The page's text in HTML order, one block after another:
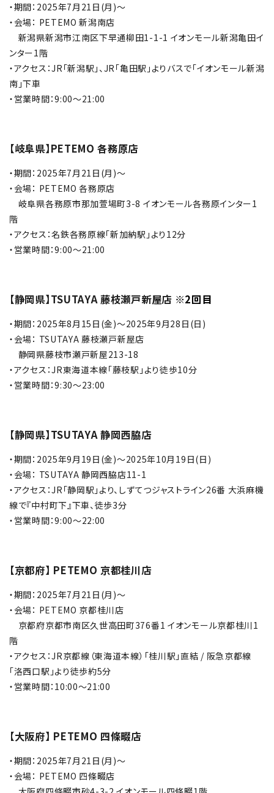
・期間：2025年7月21日(月)～
・会場： PETEMO 新潟南店
新潟県新潟市江南区下早通柳田1-1-1 イオンモール新潟亀田イ
ンター1階
・アクセス：JR「新潟駅」、JR「亀田駅」よりバスで「イオンモール新潟
南」下車
・営業時間：9:00～21:00
【岐阜県】PETEMO 各務原店
・期間：2025年7月21日(月)～
・会場： PETEMO 各務原店
岐阜県各務原市那加萱場町3-8 イオンモール各務原インター1
階
・アクセス：名鉄各務原線「新加納駅」より12分
・営業時間：9:00～21:00
【静岡県】TSUTAYA 藤枝瀬戸新屋店 ※2回目
・期間：2025年8月15日(金)～2025年9月28日(日)
・会場： TSUTAYA 藤枝瀬戸新屋店
静岡県藤枝市瀬戸新屋213-18
・アクセス：JR東海道本線「藤枝駅」より徒歩10分
・営業時間：9:30〜23:00
【静岡県】TSUTAYA 静岡西脇店
・期間：2025年9月19日(金)～2025年10月19日(日)
・会場： TSUTAYA 静岡西脇店11-1
・アクセス：JR「静岡駅」より、しずてつジャストライン26番 大浜麻機
線で『中村町下』下車、徒歩3分
・営業時間：9:00～22:00
【京都府】 PETEMO 京都桂川店
・期間：2025年7月21日(月)～
・会場： PETEMO 京都桂川店
京都府京都市南区久世高田町376番1 イオンモール京都桂川1
階
・アクセス：JR京都線（東海道本線）「桂川駅」直結 / 阪急京都線
「洛西口駅」より徒歩約5分
・営業時間：10:00～21:00
【大阪府】 PETEMO 四條畷店
・期間：2025年7月21日(月)～
・会場： PETEMO 四條畷店